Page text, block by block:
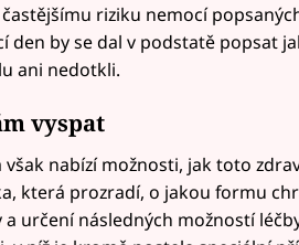
riziku nemocí
den by se dal v podstatě popsat
ani nedotkli.
vyspat
však nabízí možnosti, jak toto
která prozradí, o jakou formu
určení následných možností